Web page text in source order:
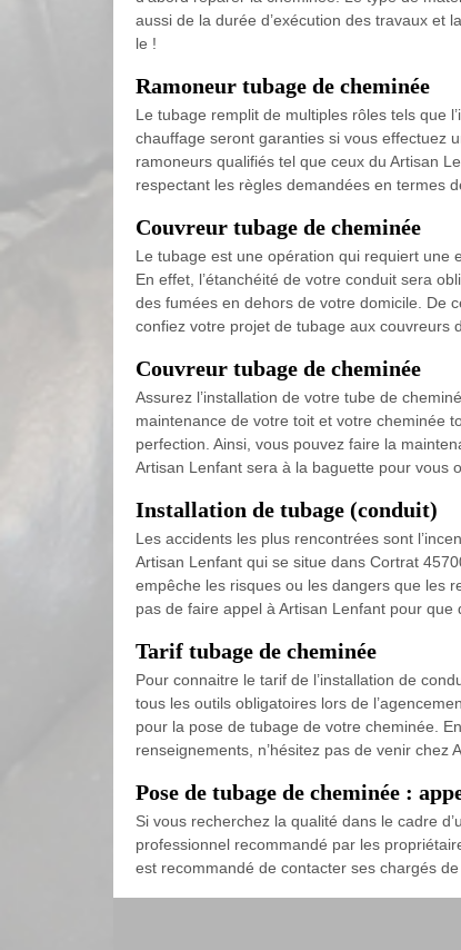
aussi de la durée d’exécution des travaux et
le !
Ramoneur tubage de cheminée
Le tubage remplit de multiples rôles tels que
chauffage seront garanties si vous effectuez
ramoneurs qualifiés tel que ceux du Artisan
respectant les règles demandées en termes
Couvreur tubage de cheminée
Le tubage est une opération qui requiert une
En effet, l’étanchéité de votre conduit sera
des fumées en dehors de votre domicile. De
confiez votre projet de tubage aux couvreurs
Couvreur tubage de cheminée
Assurez l’installation de votre tube de
maintenance de votre toit et votre cheminée
perfection. Ainsi, vous pouvez faire la
Artisan Lenfant sera à la baguette pour vous
Installation de tubage (conduit)
Les accidents les plus rencontrées sont
Artisan Lenfant qui se situe dans Cortrat
empêche les risques ou les dangers que les
pas de faire appel à Artisan Lenfant pour
Tarif tubage de cheminée
Pour connaitre le tarif de l’installation de
tous les outils obligatoires lors de
pour la pose de tubage de votre cheminée.
renseignements, n’hésitez pas de venir chez
Pose de tubage de cheminée :
Si vous recherchez la qualité dans le cadre
professionnel recommandé par les
est recommandé de contacter ses chargés